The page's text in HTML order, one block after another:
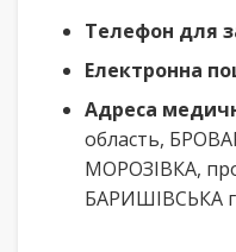
Телефон для
Електронна
Адреса
область,
МОРОЗІВКА,
БАРИШІВСЬКА